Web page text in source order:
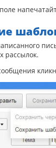
рассылок.